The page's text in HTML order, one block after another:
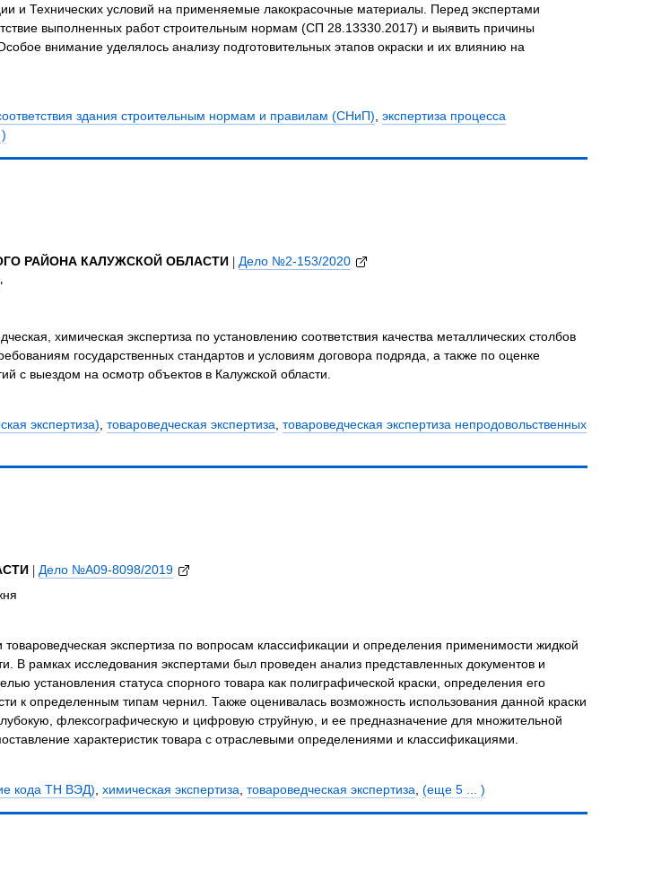
и Технических условий на применяемые лакокрасочные материалы. Перед экспертами
выполненных работ строительным нормам (СП 28.13330.2017) и выявить причины
внимание уделялось анализу подготовительных этапов окраски и их влиянию на
здания строительным нормам и правилам (СНиП), экспертиза процесса
РАЙОНА КАЛУЖСКОЙ ОБЛАСТИ | Дело №2-153/2020
химическая экспертиза по установлению соответствия качества металлических столбов
государственных стандартов и условиям договора подряда, а также по оценке
с выездом на осмотр объектов в Калужской области.
экспертиза), товароведческая экспертиза, товароведческая экспертиза непродовольственных
| Дело №А09-8098/2019
экспертиза по вопросам классификации и определения применимости жидкой
В рамках исследования экспертами был проведен анализ представленных документов и
установления статуса спорного товара как полиграфической краски, определения его
к определенным типам чернил. Также оценивалась возможность использования данной краски
флексографическую и цифровую струйную, и ее предназначение для множительной
характеристик товара с отраслевыми определениями и классификациями.
кода ТН ВЭД), химическая экспертиза, товароведческая экспертиза, (еще 5 ... )